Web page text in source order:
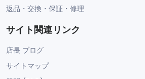
返品・交換・保証・修理
サイト関連リンク
店長 ブログ
サイトマップ